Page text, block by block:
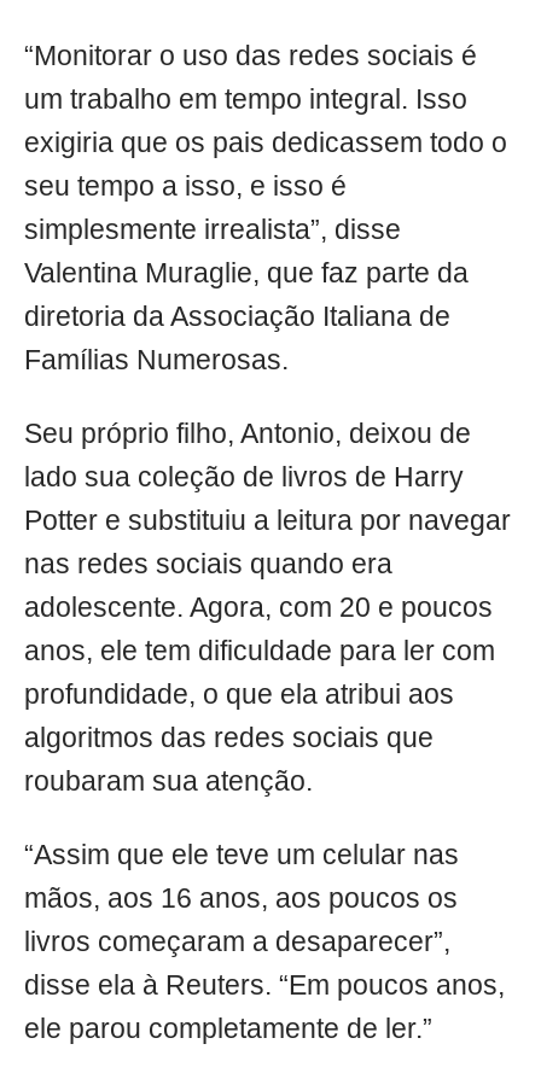
“Monitorar o uso das redes sociais é
um trabalho em tempo integral. Isso
exigiria que os pais dedicassem todo o
seu tempo a isso, e isso é
simplesmente irrealista”, disse
Valentina Muraglie, que faz parte da
diretoria da Associação Italiana de
Famílias Numerosas.
Seu próprio filho, Antonio, deixou de
lado sua coleção de livros de Harry
Potter e substituiu a leitura por navegar
nas redes sociais quando era
adolescente. Agora, com 20 e poucos
anos, ele tem dificuldade para ler com
profundidade, o que ela atribui aos
algoritmos das redes sociais que
roubaram sua atenção.
“Assim que ele teve um celular nas
mãos, aos 16 anos, aos poucos os
livros começaram a desaparecer”,
disse ela à Reuters. “Em poucos anos,
ele parou completamente de ler.”